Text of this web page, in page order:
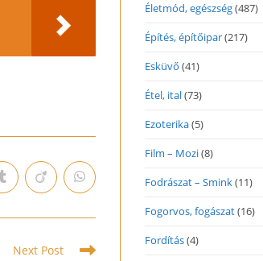
Opens
in
new
Opens
in
new
Opens
in
new
Next Post
Életmód, egészség(487)
Építés, építőipar(217)
Esküvő (41)
Étel, ital(73)
Ezoterika(5)
Film – Mozi(8)
Fodrászat – Smink(11)
Fogorvos, fogászat(16)
Fordítás(4)